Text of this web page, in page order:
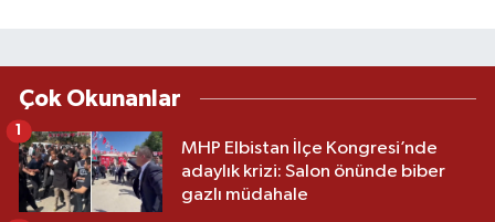
Çok Okunanlar
MHP Elbistan İlçe Kongresi’nde
adaylık krizi: Salon önünde biber
gazlı müdahale
1